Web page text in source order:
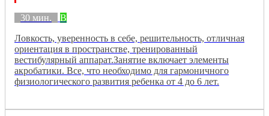
30 мин.
B
Ловкость, уверенность в себе, решительность, отличная
ориентация в пространстве, тренированный
вестибулярный аппарат.Занятие включает элементы
акробатики. Все, что необходимо для гармоничного
физиологического развития ребенка от 4 до 6 лет.